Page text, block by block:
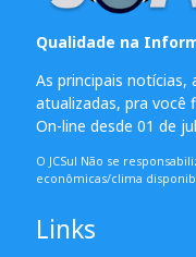
Qualidade na
As principais
atualizadas, pra você
On-line desde 01 de
O JCSul Não se
econômicas/clima
Links